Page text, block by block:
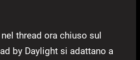
thread ora chiuso sul
by Daylight si adattano a